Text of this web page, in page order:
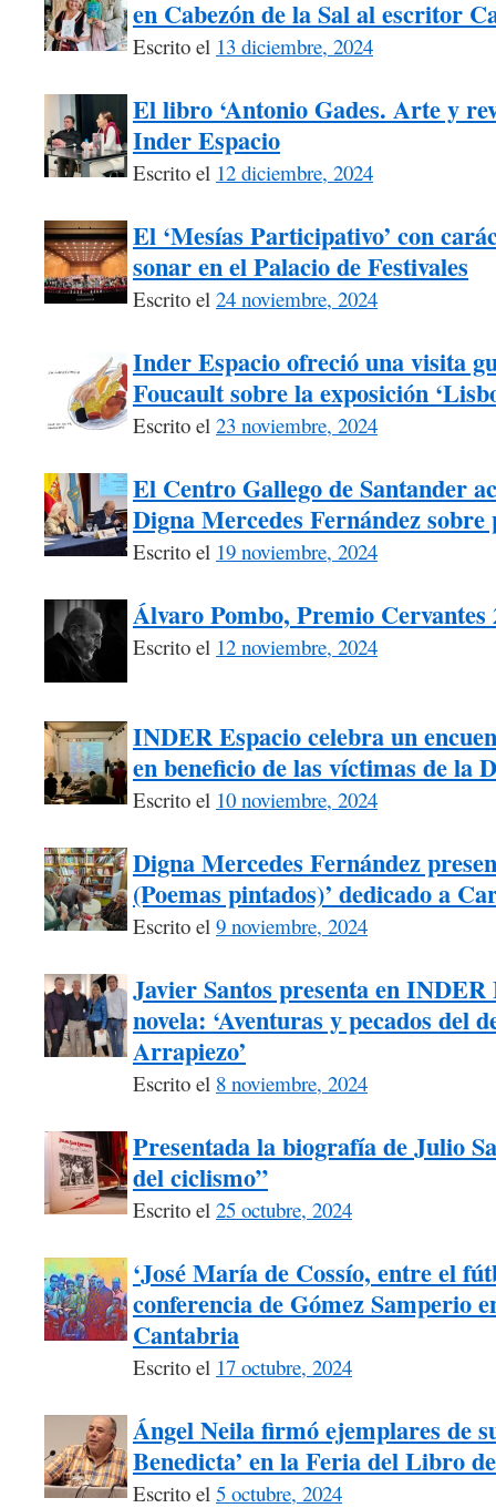
en Cabezón de la Sal al escritor
Escrito el 13 diciembre, 2024
El libro ‘Antonio Gades. Arte y
Inder Espacio
Escrito el 12 diciembre, 2024
El ‘Mesías Participativo’ con
sonar en el Palacio de Festivales
Escrito el 24 noviembre, 2024
Inder Espacio ofreció una visita
Foucault sobre la exposición
Escrito el 23 noviembre, 2024
El Centro Gallego de Santander
Digna Mercedes Fernández
Escrito el 19 noviembre, 2024
Álvaro Pombo, Premio Cervantes
Escrito el 12 noviembre, 2024
INDER Espacio celebra un
en beneficio de las víctimas de la
Escrito el 10 noviembre, 2024
Digna Mercedes Fernández
(Poemas pintados)’ dedicado a
Escrito el 9 noviembre, 2024
Javier Santos presenta en
novela: ‘Aventuras y pecados del
Arrapiezo’
Escrito el 8 noviembre, 2024
Presentada la biografía de Julio
del ciclismo”
Escrito el 25 octubre, 2024
‘José María de Cossío, entre el
conferencia de Gómez Samperio
Cantabria
Escrito el 17 octubre, 2024
Ángel Neila firmó ejemplares de
Benedicta’ en la Feria del Libro
Escrito el 5 octubre, 2024